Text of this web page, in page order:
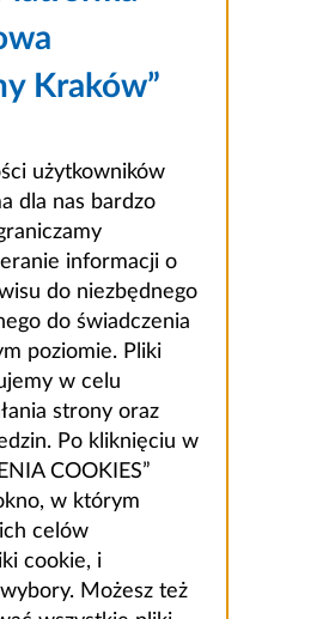
Kraków”
użytkowników
dla nas bardzo
informacji o
do niezbędnego
do świadczenia
poziomie. Pliki
w celu
strony oraz
Po kliknięciu w
COOKIES”
w którym
celów
cookie, i
Możesz też